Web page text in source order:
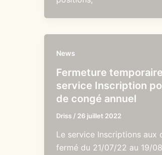
News
Fermeture
service Inscription
de congé annuel
Driss / 26 juillet 2022
Le service Inscriptions aux
fermé du 21/07/22 au 19/